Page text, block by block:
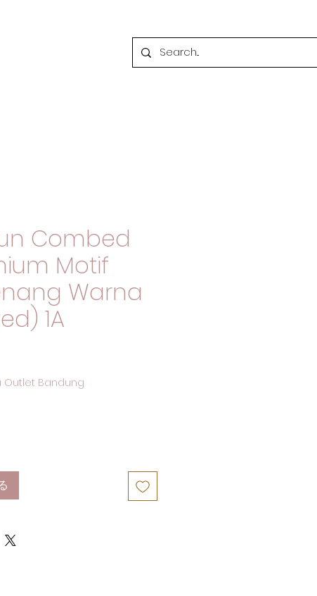
Combed
Motif
Warna
1A
Outlet Bandung